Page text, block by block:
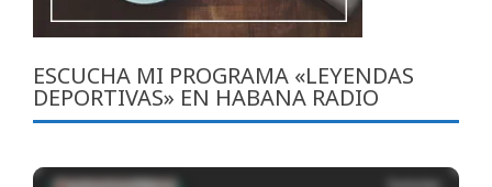
ESCUCHA MI PROGRAMA «LEYENDAS
DEPORTIVAS» EN HABANA RADIO